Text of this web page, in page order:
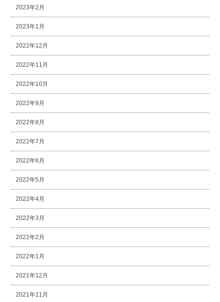
2023年2月
2023年1月
2022年12月
2022年11月
2022年10月
2022年9月
2022年8月
2022年7月
2022年6月
2022年5月
2022年4月
2022年3月
2022年2月
2022年1月
2021年12月
2021年11月